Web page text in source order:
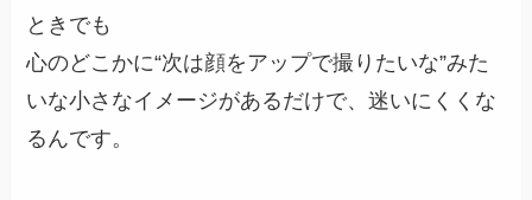
ときでも
心のどこかに“次は顔をアップで撮りたいな”みた
いな小さなイメージがあるだけで、迷いにくくな
るんです。